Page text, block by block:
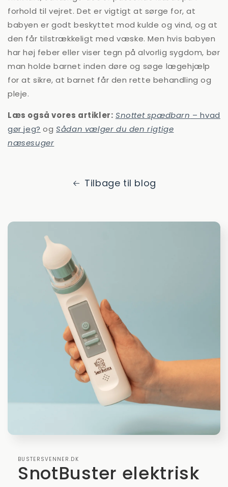
forhold til vejret. Det er vigtigt at sørge for, at
babyen er godt beskyttet mod kulde og vind, og at
den får tilstrækkeligt med væske. Men hvis babyen
har høj feber eller viser tegn på alvorlig sygdom, bør
man holde barnet inden døre og søge lægehjælp
for at sikre, at barnet får den rette behandling og
pleje.
Læs også vores artikler: Snottet spædbarn – hvad
gør jeg? ogSådan vælger du den rigtige
næsesuger
Tilbage til blog
BUSTERSVENNER.DK
SnotBuster elektrisk